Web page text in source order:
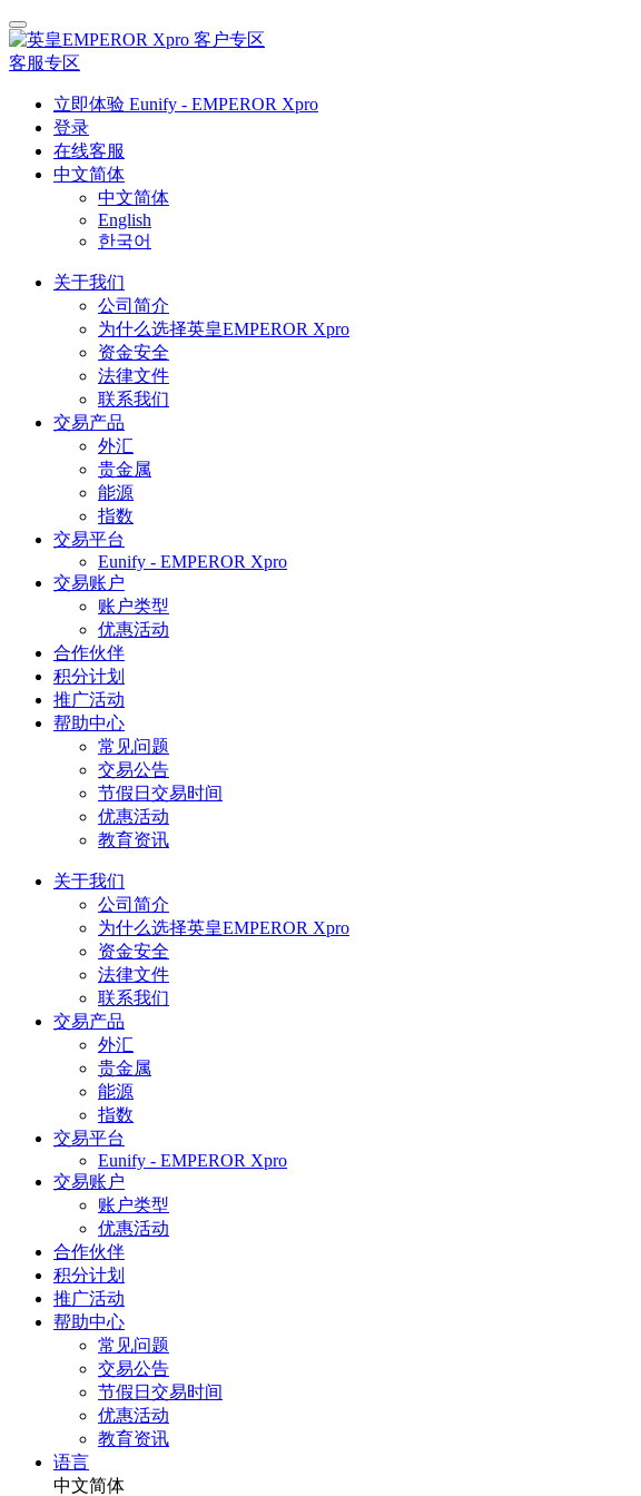
客户专区
客服专区
立即体验 Eunify - EMPEROR Xpro
登录
在线客服
中文简体
中文简体
English
한국어
关于我们
公司简介
为什么选择英皇EMPEROR Xpro
资金安全
法律文件
联系我们
交易产品
外汇
贵金属
能源
指数
交易平台
Eunify - EMPEROR Xpro
交易账户
账户类型
优惠活动
合作伙伴
积分计划
推广活动
帮助中心
常见问题
交易公告
节假日交易时间
优惠活动
教育资讯
关于我们
公司简介
为什么选择英皇EMPEROR Xpro
资金安全
法律文件
联系我们
交易产品
外汇
贵金属
能源
指数
交易平台
Eunify - EMPEROR Xpro
交易账户
账户类型
优惠活动
合作伙伴
积分计划
推广活动
帮助中心
常见问题
交易公告
节假日交易时间
优惠活动
教育资讯
语言
中文简体